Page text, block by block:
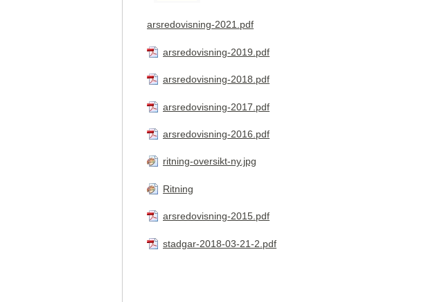
arsredovisning-2021.pdf
arsredovisning-2019.pdf
arsredovisning-2018.pdf
arsredovisning-2017.pdf
arsredovisning-2016.pdf
ritning-oversikt-ny.jpg
Ritning
arsredovisning-2015.pdf
stadgar-2018-03-21-2.pdf